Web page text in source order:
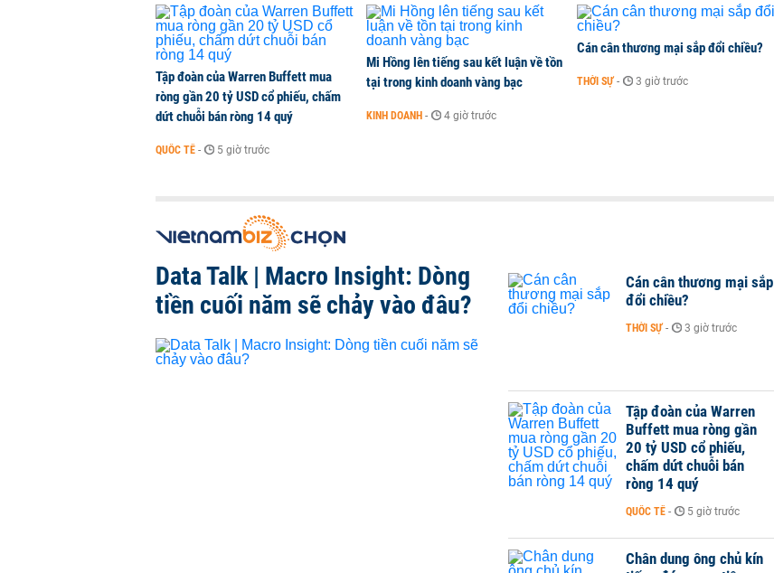
Tập đoàn của Warren Buffett mua
ròng gần 20 tỷ USD cổ phiếu, chấm
dứt chuỗi bán ròng 14 quý
QUỐC TẾ - 5 giờ trước
Mi Hồng lên tiếng sau kết luận về tồn
tại trong kinh doanh vàng bạc
KINH DOANH - 4 giờ trước
Cán cân thương mại sắp đổi chiều?
THỜI SỰ - 3 giờ trước
Data Talk | Macro Insight: Dòng
tiền cuối năm sẽ chảy vào đâu?
Cán cân thương mại sắp
đổi chiều?
THỜI SỰ - 3 giờ trước
Tập đoàn của Warren
Buffett mua ròng gần
20 tỷ USD cổ phiếu,
chấm dứt chuỗi bán
ròng 14 quý
QUỐC TẾ - 5 giờ trước
Chân dung ông chủ kín